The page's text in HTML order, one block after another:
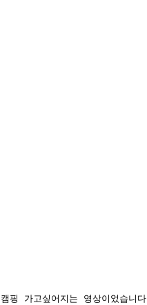
핑 가고싶어지는 영상이었습니다